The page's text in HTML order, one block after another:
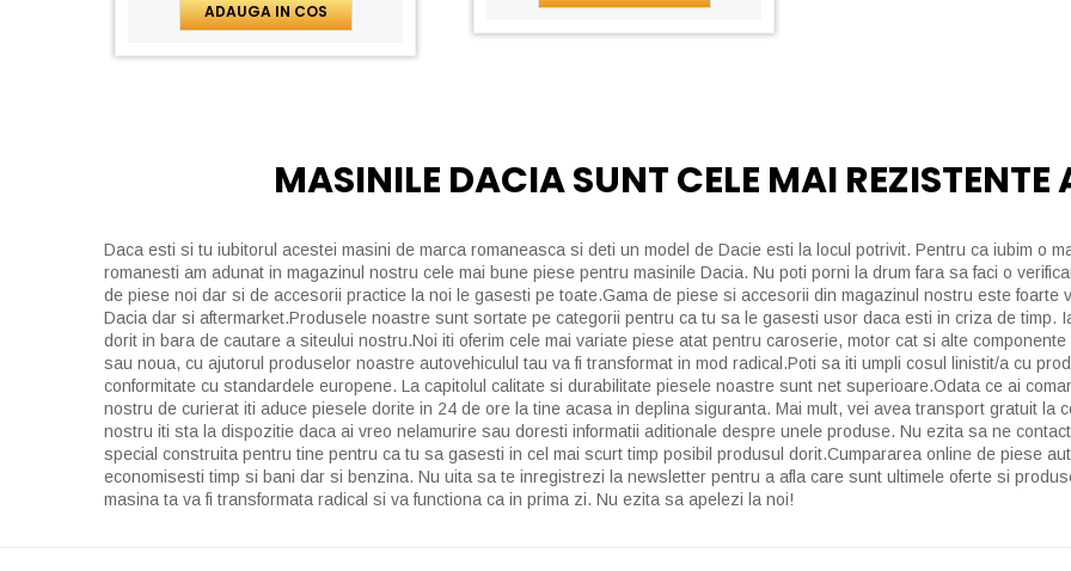
ADAUGA IN COS
MASINILE DACIA SUNT CELE MAI REZISTENTE
Daca esti si tu iubitorul acestei masini de marca romaneasca si deti un model de Dacie esti la locul potrivit. Pentru ca iubim o
romanesti am adunat in magazinul nostru cele mai bune piese pentru masinile Dacia. Nu poti porni la drum fara sa faci o
de piese noi dar si de accesorii practice la noi le gasesti pe toate.Gama de piese si accesorii din magazinul nostru este
Dacia dar si aftermarket.Produsele noastre sunt sortate pe categorii pentru ca tu sa le gasesti usor daca esti in criza de timp.
dorit in bara de cautare a siteului nostru.Noi iti oferim cele mai variate piese atat pentru caroserie, motor cat si alte
sau noua, cu ajutorul produselor noastre autovehiculul tau va fi transformat in mod radical.Poti sa iti umpli cosul linistit/a cu
conformitate cu standardele europene. La capitolul calitate si durabilitate piesele noastre sunt net superioare.Odata ce ai
nostru de curierat iti aduce piesele dorite in 24 de ore la tine acasa in deplina siguranta. Mai mult, vei avea transport gratuit la
nostru iti sta la dispozitie daca ai vreo nelamurire sau doresti informatii aditionale despre unele produse. Nu ezita sa ne
special construita pentru tine pentru ca tu sa gasesti in cel mai scurt timp posibil produsul dorit.Cumpararea online de piese
economisesti timp si bani dar si benzina. Nu uita sa te inregistrezi la newsletter pentru a afla care sunt ultimele oferte si
masina ta va fi transformata radical si va functiona ca in prima zi. Nu ezita sa apelezi la noi!